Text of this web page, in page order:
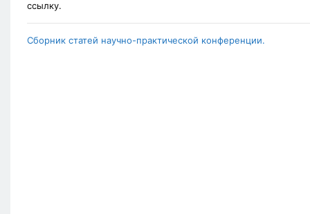
ссылку.
Сборник статей научно-практической конференции.